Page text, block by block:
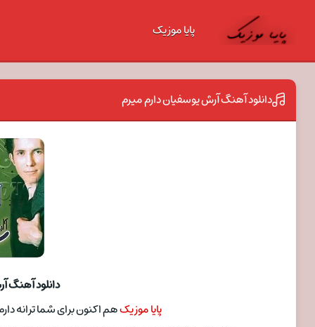
پایا موزیک
دانلود آهنگ آرش یوسفیان دارم میرم
دانلود آهنگ
پایا موزیکهم اکنون برای شما ترانه